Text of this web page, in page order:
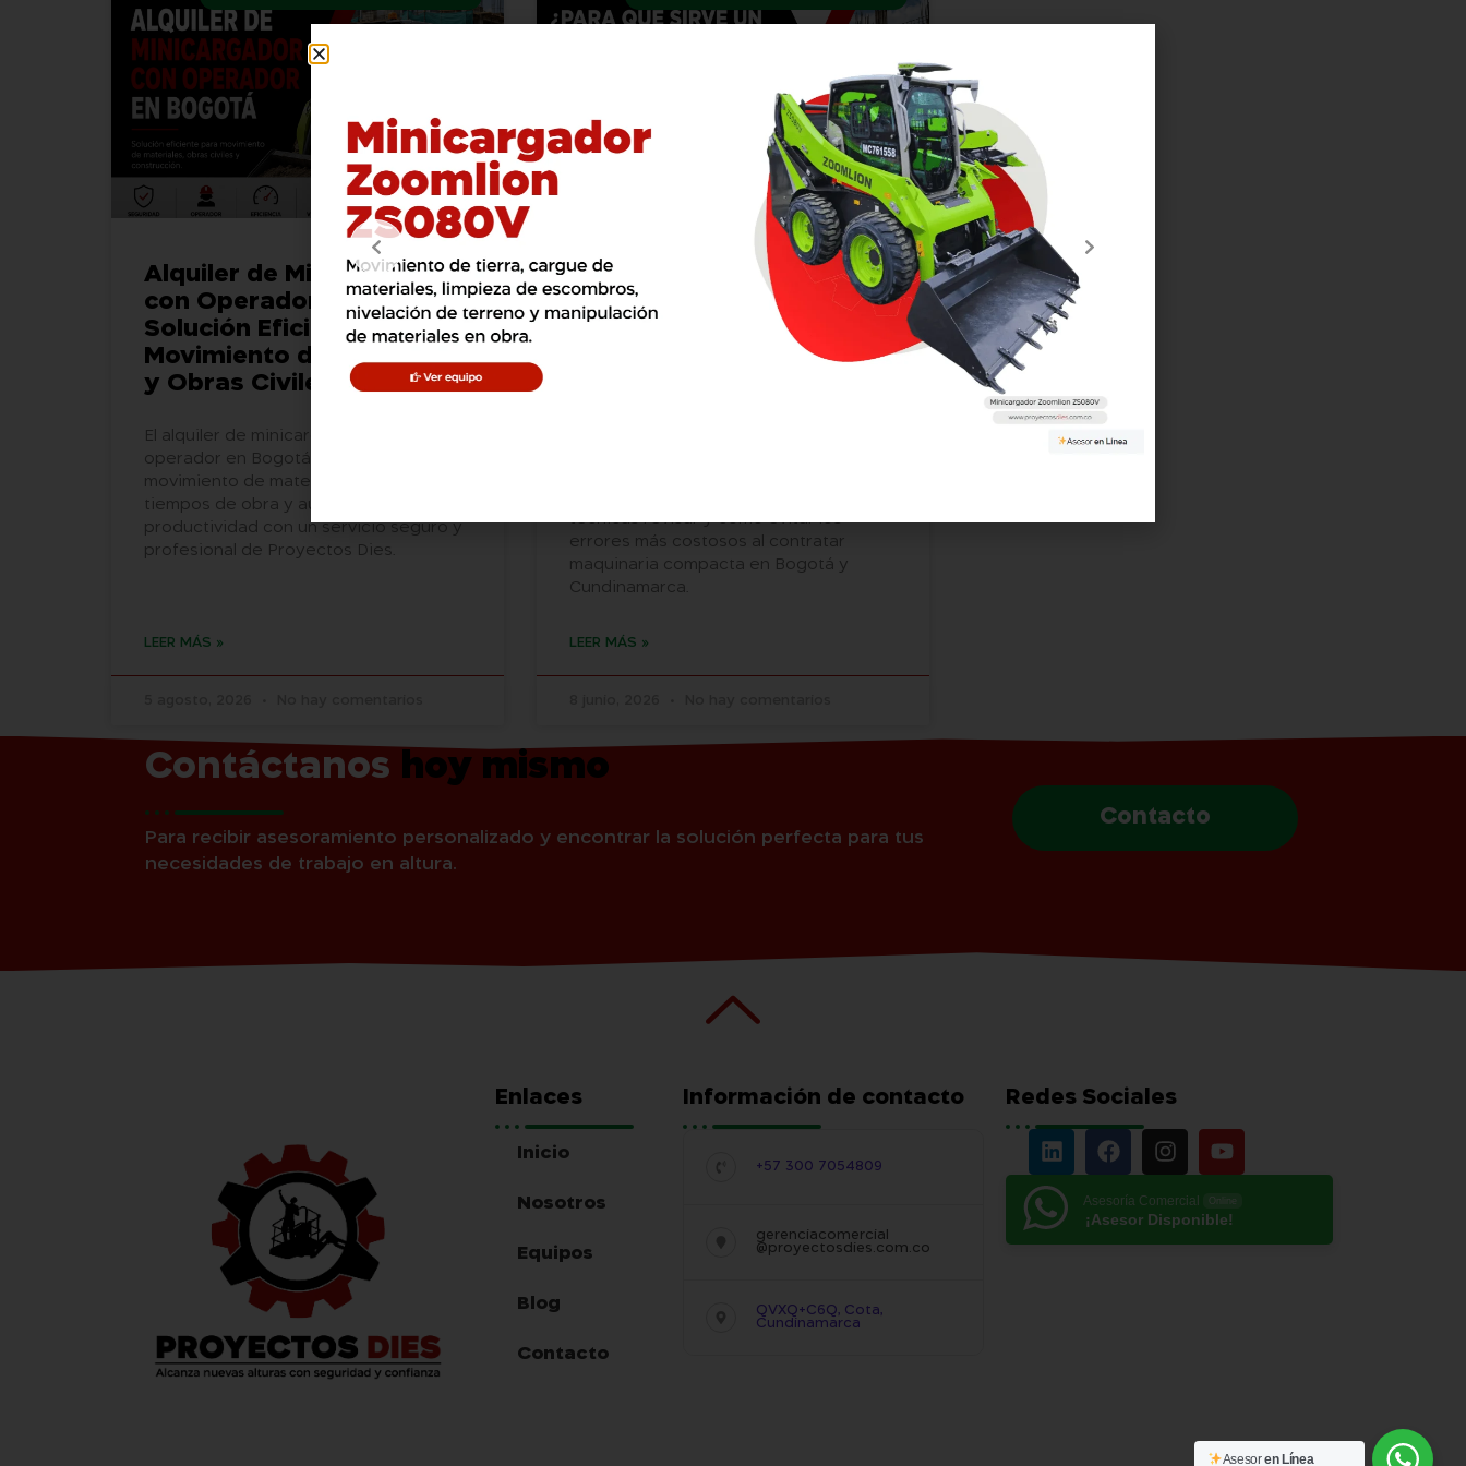
Alquiler de Minicargador
con Operador en Bogotá:
Solución Eficiente para
Movimiento de Materiales
y Obras Civiles
El alquiler de minicargador con
operador en Bogotá optimiza el
movimiento de materiales, reduce
tiempos de obra y aumenta la
productividad con un servicio seguro y
profesional de Proyectos Dies.
LEER MÁS »
¿Para Qué Sirve un
Minicargador?
Aplicaciones y Usos.
técnicas revisar y cómo evitar los
errores más costosos al contratar
maquinaria compacta en Bogotá y
Cundinamarca.
LEER MÁS »
Contáctanos hoy mismo
Para recibir asesoramiento personalizado y encontrar la solución perfecta para tus
necesidades de trabajo en altura.
Contacto
Enlaces
Inicio
Nosotros
Equipos
Blog
Contacto
Información de contacto
+57 300 7054809
gerenciacomercial
@proyectosdies.com.co
QVXQ+C6Q, Cota,
Cundinamarca
Redes Sociales
Asesoría Comercial
¡Asesor Disponible!
Asesoren Línea